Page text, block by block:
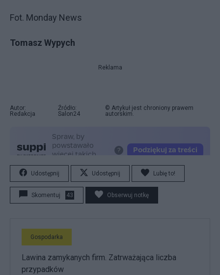
Fot. Monday News
Tomasz Wypych
Reklama
Autor:
Redakcja
Źródło:
Salon24
© Artykuł jest chroniony prawem
autorskim.
Udostępnij Udostępnij Lubię to!
Skomentuj 43 Obserwuj notkę
Gospodarka
Lawina zamykanych firm. Zatrważająca liczba
przypadków